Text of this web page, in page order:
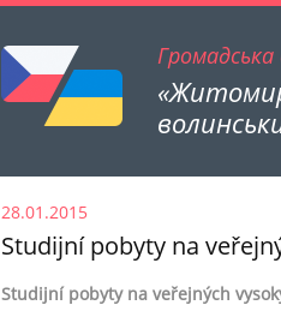
Громадська
28.01.2015
Studijní pobyty na
Studijní pobyty na veřejných